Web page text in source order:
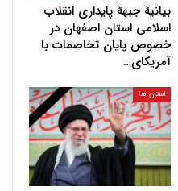
بیانیهٔ جبههٔ پایداری انقلاب
اسلامی استان اصفهان در
خصوص پایان تخاصمات با
آمریکای…
استان ها